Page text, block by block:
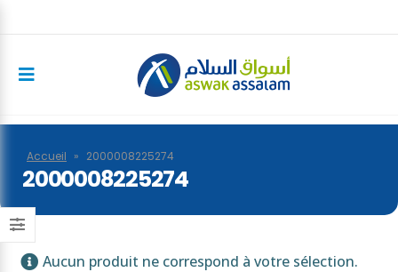
Accueil » 2000008225274
2000008225274
Aucun produit ne correspond à votre sélection.